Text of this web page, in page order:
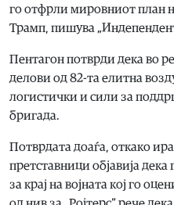
го отфрли мировниот план
Трамп, пишува
Пентагон потврди дека во
делови од 82-та елитна
логистички и сили за
бригада.
Потврдата доаѓа, откако
претставници објавија
за крај на војната кој го